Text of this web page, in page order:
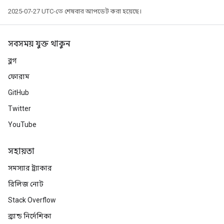
2025-07-27 UTC-তে শেষবার আপডেট করা হয়েছে।
সবসময় যুক্ত থাকুন
ব্লগ
ফোরাম
GitHub
Twitter
YouTube
সহায়তা
সমস্যার ট্র্যাকার
রিলিজ নোট
Stack Overflow
ব্র্যান্ড নির্দেশিকা